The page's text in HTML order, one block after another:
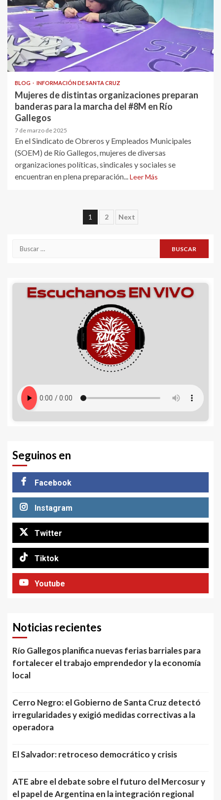
BLOG INFORMACIÓN DE SANTA CRUZ
Mujeres de distintas organizaciones preparan
banderas para la marcha del #8M en Río
Gallegos
7 de marzo de 2025
En el Sindicato de Obreros y Empleados Municipales
(SOEM) de Río Gallegos, mujeres de diversas
organizaciones políticas, sindicales y sociales se
encuentran en plena preparación...Leer Más
Navegación
1 2 Next
Buscar:
Seguinos en
Facebook
Instagram
Twitter
Tiktok
Youtube
Noticias recientes
Río Gallegos planifica nuevas ferias barriales para
fortalecer el trabajo emprendedor y la economía
local
Cerro Negro: el Gobierno de Santa Cruz detectó
irregularidades y exigió medidas correctivas a la
operadora
El Salvador: retroceso democrático y crisis
ATE abre el debate sobre el futuro del Mercosur y
el papel de Argentina en la integración regional